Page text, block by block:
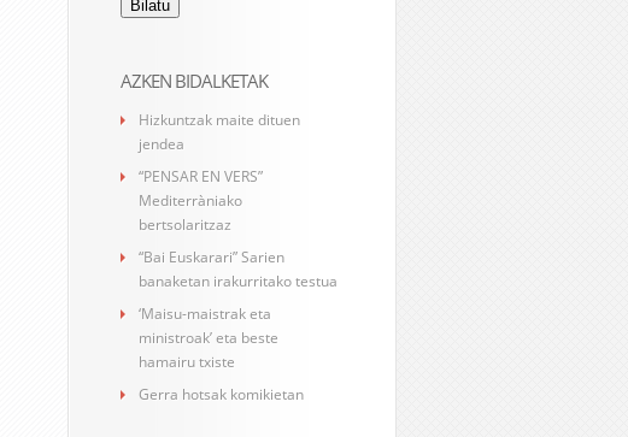
AZKEN BIDALKETAK
Hizkuntzak maite dituen
jendea
“PENSAR EN VERS”
Mediterràniako
bertsolaritzaz
“Bai Euskarari” Sarien
banaketan irakurritako testua
‘Maisu-maistrak eta
ministroak’ eta beste
hamairu txiste
Gerra hotsak komikietan